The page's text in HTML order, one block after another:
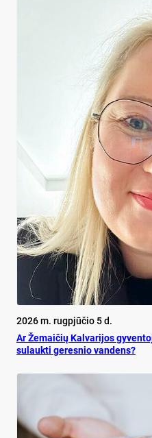
2026 m. rugpjūčio 5 d.
Ar Že­mai­čių Kal­va­ri­jos
su­lauk­ti ge­res­nio van­dens?